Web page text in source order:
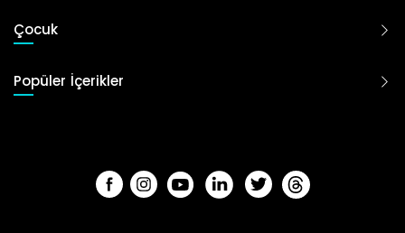
Çocuk
Popüler İçerikler